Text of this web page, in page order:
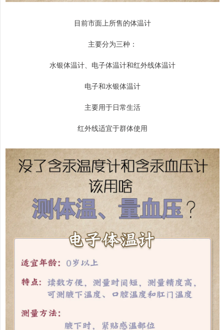
目前市面上所售的体温计
主要分为三种：
水银体温计、电子体温计和红外线体温计
电子和水银体温计
主要用于日常生活
红外线适宜于群体使用